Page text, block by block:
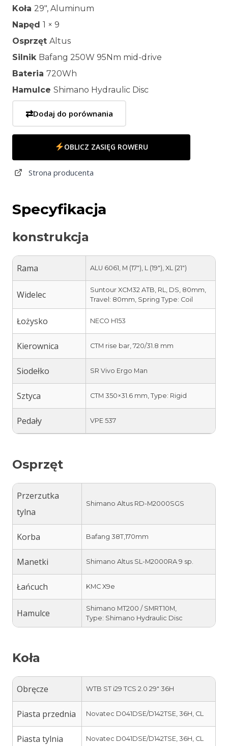
Koła 29″, Aluminum
Napęd 1 × 9
Osprzęt Altus
Silnik Bafang 250W 95Nm mid-drive
Bateria 720Wh
Hamulce Shimano Hydraulic Disc
⇄Dodaj do porównania
OBLICZ ZASIĘG ROWERU
Strona producenta
Specyfikacja
konstrukcja
Rama ALU 6061, M (17″), L (19″), XL (21″)
Widelec
Suntour XCM32 ATB, RL, DS, 80mm,
Travel: 80mm, Spring Type: Coil
Łożysko NECO H153
Kierownica CTM rise bar, 720/31.8 mm
Siodełko SR Vivo Ergo Man
Sztyca CTM 350×31.6 mm, Type: Rigid
Pedały VPE 537
Osprzęt
Przerzutka
tylna
Shimano Altus RD-M2000SGS
Korba Bafang 38T,170mm
Manetki Shimano Altus SL-M2000RA 9 sp.
Łańcuch KMC X9e
Hamulce
Shimano MT200 / SMRT10M,
Type: Shimano Hydraulic Disc
Koła
Obręcze WTB ST i29 TCS 2.0 29″ 36H
Piasta przednia Novatec D041DSE/D142TSE, 36H, CL
Piasta tylnia Novatec D041DSE/D142TSE, 36H, CL